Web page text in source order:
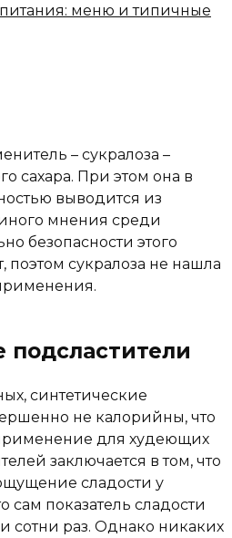
меню и типичные
– сукралоза –
сахара. При этом она в
выводится из
мнения среди
безопасности этого
поэтом сукралоза не нашла
подсластители
синтетические
не калорийны, что
для худеющих
заключается в том, что
сладости у
сам показатель сладости
сотни раз. Однако никаких